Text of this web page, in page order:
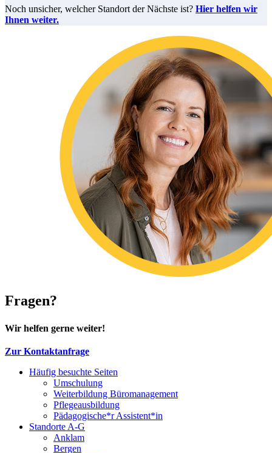
Noch unsicher, welcher Standort der Nächste ist? Hier helfen wir
Ihnen weiter.
Fragen?
Wir helfen gerne weiter!
Zur Kontaktanfrage
Häufig besuchte Seiten
Umschulung
Weiterbildung Büromanagement
Pflegeausbildung
Pädagogische*r Assistent*in
Standorte A-G
Anklam
Bergen